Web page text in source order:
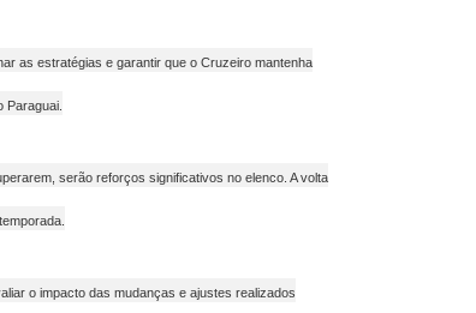
as estratégias e garantir que o Cruzeiro mantenha
serão reforços significativos no elenco. A volta
o impacto das mudanças e ajustes realizados